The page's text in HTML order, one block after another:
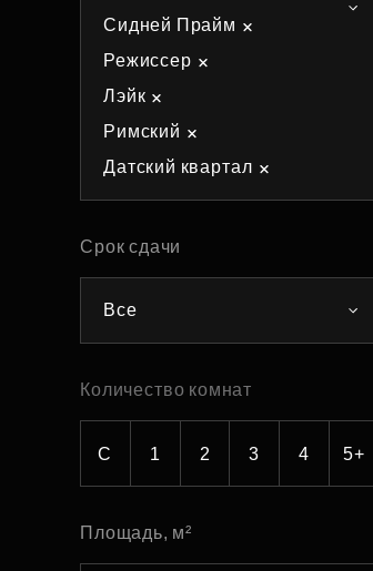
Рефинансирование
Сидней Прайм
Режиссер
Лэйк
Римский
Датский квартал
Срок сдачи
Все
Количество комнат
С 1 2 3 4 5+
Площадь, м²